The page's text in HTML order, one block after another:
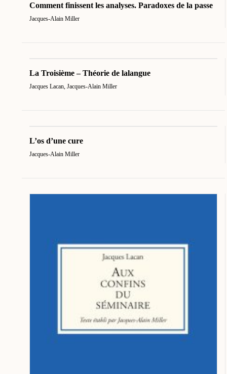
Comment finissent les analyses. Paradoxes de la passe
Jacques-Alain Miller
La Troisième – Théorie de lalangue
Jacques Lacan Jacques-Alain Miller
L’os d’une cure
Jacques-Alain Miller